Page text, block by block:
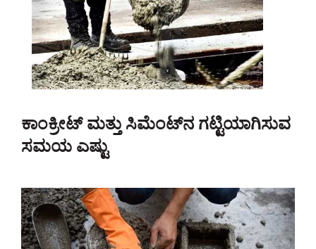
ಕಾಂಕ್ರೀಟ್ ಮತ್ತು ಸಿಮೆಂಟ್‌ನ ಗಟ್ಟಿಯಾಗಿಸುವ
ಸಮಯ ಎಷ್ಟು